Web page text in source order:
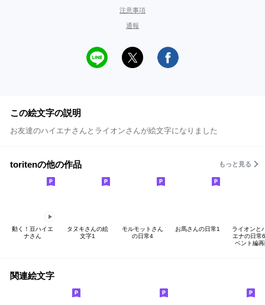
注意事項
通報
この絵文字の説明
お友達のハイエナさんとライオンさんが絵文字になりました
toritenの他の作品 もっと見る
動く！豆ハイエ
ナさん
タヌキさんの絵
文字1
モルモットさん
の日常4
お馬さんの日常1
ライオンと
エナの日常
ベント編
関連絵文字